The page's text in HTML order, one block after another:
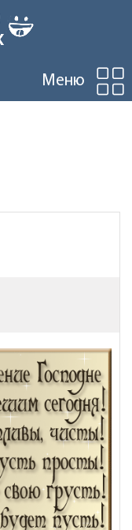
Меню